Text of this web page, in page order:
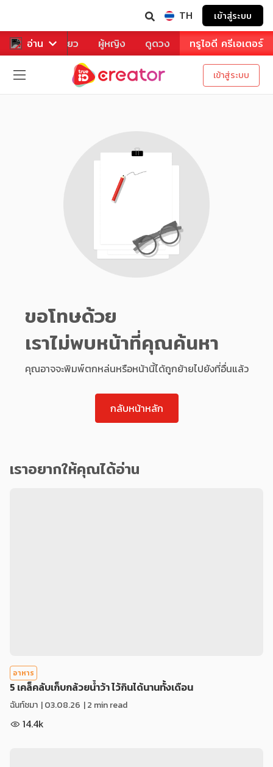
TH เข้าสู่ระบบ
อ่าน
หาร ท่องเที่ยว ผู้หญิง ดูดวง ทรูไอดี ครีเอเตอร์
เข้าสู่ระบบ
ขอโทษด้วย
เราไม่พบหน้าที่คุณค้นหา
คุณอาจจะพิมพ์ตกหล่นหรือหน้านี้ได้ถูกย้ายไปยังที่อื่นแล้ว
กลับหน้าหลัก
เราอยากให้คุณได้อ่าน
อาหาร
5 เคล็คลับเก็บกล้วยน้ำว้า ไว้กินได้นานทั้งเดือน
ฉันท์ชมา |03.08.26 | 2 min read
14.4k